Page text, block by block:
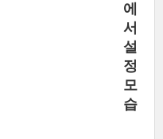
에
서
설
정
모
습